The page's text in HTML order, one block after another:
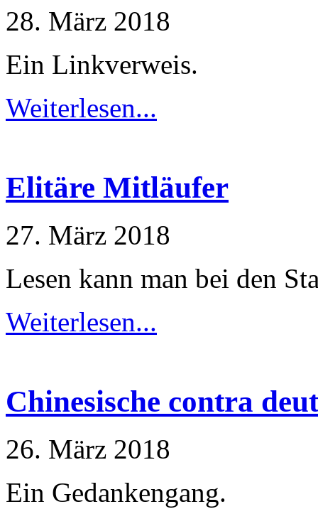
28. März 2018
Ein Linkverweis.
Weiterlesen...
Elitäre Mitläufer
27. März 2018
Lesen kann man bei den
Weiterlesen...
Chinesische contra
26. März 2018
Ein Gedankengang.